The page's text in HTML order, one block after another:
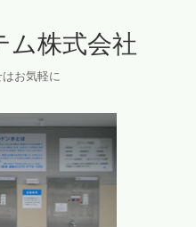
ム株式会社
お気軽に